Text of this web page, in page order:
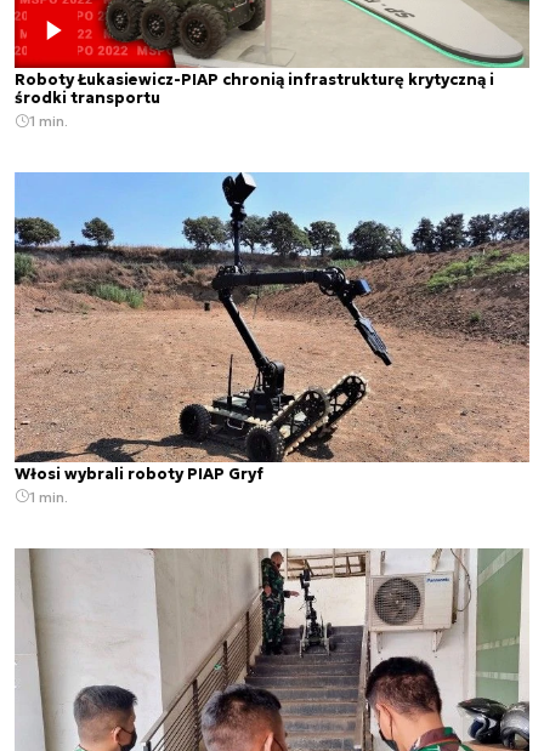
Roboty Łukasiewicz-PIAP chronią infrastrukturę krytyczną i
środki transportu
1 min.
Włosi wybrali roboty PIAP Gryf
1 min.